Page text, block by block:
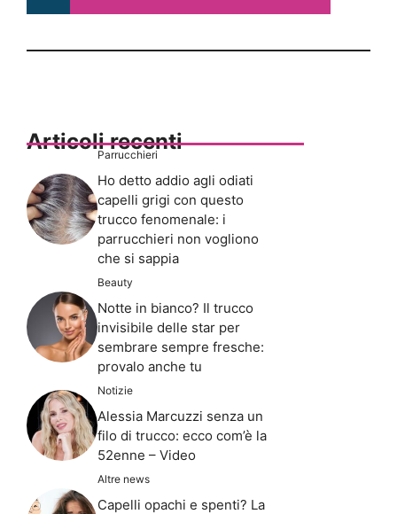
Articoli recenti
Parrucchieri
Ho detto addio agli odiati
capelli grigi con questo
trucco fenomenale: i
parrucchieri non vogliono
che si sappia
Beauty
Notte in bianco? Il trucco
invisibile delle star per
sembrare sempre fresche:
provalo anche tu
Notizie
Alessia Marcuzzi senza un
filo di trucco: ecco com’è la
52enne – Video
Altre news
Capelli opachi e spenti? La